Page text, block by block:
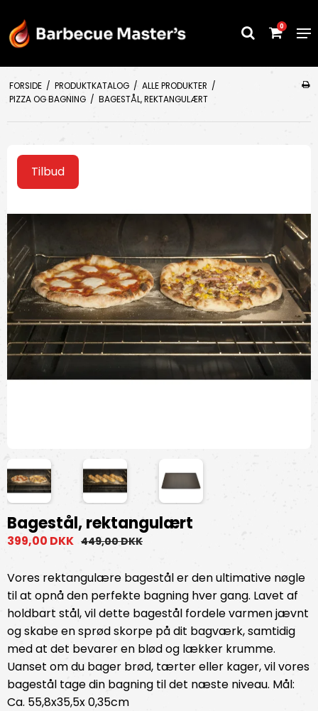
0
FORSIDE / PRODUKTKATALOG / ALLE PRODUKTER /
PIZZA OG BAGNING / BAGESTÅL, REKTANGULÆRT
Tilbud
Bagestål, rektangulært
399,00 DKK 449,00 DKK
Vores rektangulære bagestål er den ultimative nøgle
til at opnå den perfekte bagning hver gang. Lavet af
holdbart stål, vil dette bagestål fordele varmen jævnt
og skabe en sprød skorpe på dit bagværk, samtidig
med at det bevarer en blød og lækker krumme.
Uanset om du bager brød, tærter eller kager, vil vores
bagestål tage din bagning til det næste niveau. Mål:
Ca. 55,8x35,5x 0,35cm